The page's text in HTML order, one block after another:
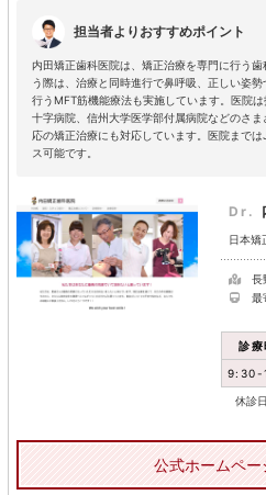
担当者よりおすすめポイント
内田矯正歯科医院は、矯正治療を専門に行う
う際は、治療と同時進行で鼻呼吸、正しい姿
行うMFT筋機能療法も実施しています。医院
十字病院、信州大学医学部付属病院などのさ
応の矯正治療にも対応しています。医院まで
ス可能です。
Dr.
日本矯
長
最
診療
9:30-
休診
公式ホームペー